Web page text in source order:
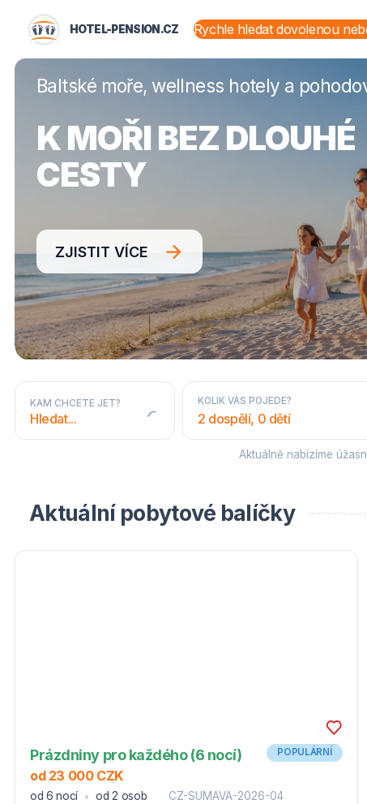
HOTEL-PENSION.CZ
HOTEL-PENSION.CZ
Baltské moře, wellness hotely a
K MOŘI BEZ DLOUHÉ
CESTY
ZJISTIT VÍCE
KAM CHCETE JET? KOLIK VÁS POJEDE?
2 dospělí, 0 dětí
Aktuálně nabízíme
Aktuální pobytové balíčky
Prázdniny pro každého (6 nocí)
od 23 000 CZK
POPULÁRNÍ
od 6 nocí od 2 osob
CZ-SUMAVA-2026-04